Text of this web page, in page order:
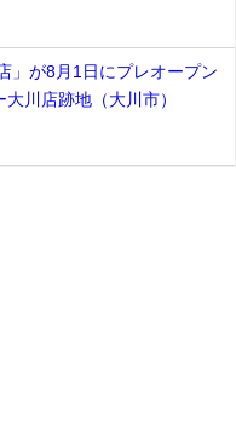
」が8月1日にプレオープン
川店跡地（大川市）